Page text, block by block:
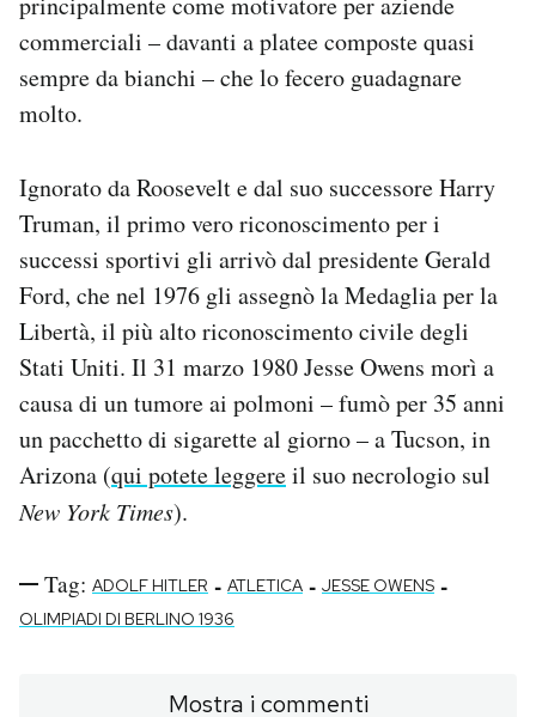
commerciali – davanti a platee composte quasi
sempre da bianchi – che lo fecero guadagnare
molto.
Ignorato da Roosevelt e dal suo successore Harry
Truman, il primo vero riconoscimento per i
successi sportivi gli arrivò dal presidente Gerald
Ford, che nel 1976 gli assegnò la Medaglia per la
Libertà, il più alto riconoscimento civile degli
Stati Uniti. Il 31 marzo 1980 Jesse Owens morì a
causa di un tumore ai polmoni – fumò per 35 anni
un pacchetto di sigarette al giorno – a Tucson, in
Arizona (qui potete leggereil suo necrologio sul
New York Times).
Tag: ADOLF HITLER - ATLETICA - JESSE OWENS -
OLIMPIADI DI BERLINO 1936
Mostra i commenti